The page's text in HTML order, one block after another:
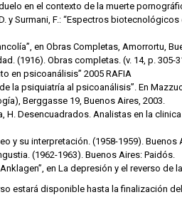
en el contexto de la muerte
y Surmani, F.: “Espectros
en Obras Completas, Amorrortu,
(1916). Obras completas. (v. 14, p. 305-
en psicoanálisis” 2005 RAFIA
la psiquiatría al psicoanálisis”. En
Berggasse 19, Buenos Aires, 2003.
H. Desencuadrados. Analistas en la
y su interpretación. (1958-1959). Buenos
(1962-1963). Buenos Aires: Paidós.
en La depresión y el reverso de
estará disponible hasta la finalización